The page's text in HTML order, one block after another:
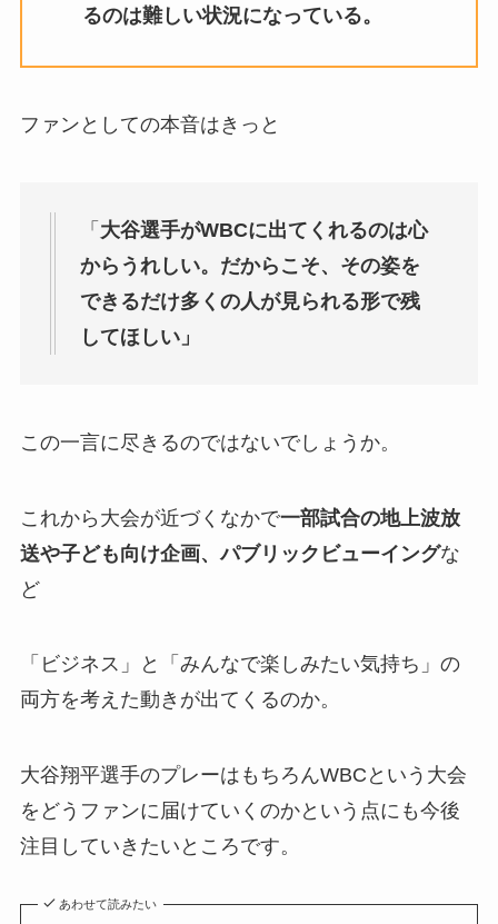
るのは難しい状況になっている。
ファンとしての本音はきっと
「 大谷選手がWBCに出てくれるのは心
からうれしい。だからこそ、その姿を
できるだけ多くの人が見られる形で残
してほしい」
この一言に尽きるのではないでしょうか。
これから大会が近づくなかで一部試合の地上波放
送や子ども向け企画、パブリックビューイングな
ど
「ビジネス」と「みんなで楽しみたい気持ち」の
両方を考えた動きが出てくるのか。
大谷翔平選手のプレーはもちろんWBCという大会
をどうファンに届けていくのかという点にも今後
注目していきたいところです。
あわせて読みたい